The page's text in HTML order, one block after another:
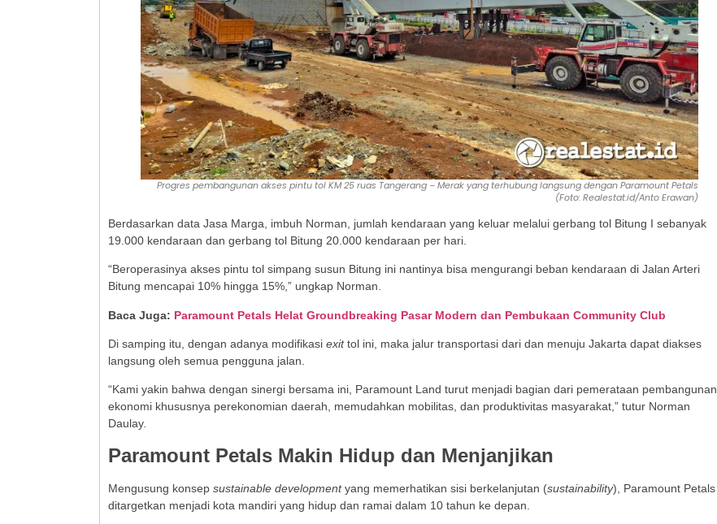
Progres pembangunan akses pintu tol KM 25 ruas Tangerang – Merak yang terhubung langsung dengan Paramount Petals
(Foto: Realestat.id/Anto Erawan)
Berdasarkan data Jasa Marga, imbuh Norman, jumlah kendaraan yang keluar melalui gerbang tol Bitung I sebanyak
19.000 kendaraan dan gerbang tol Bitung 20.000 kendaraan per hari.
“Beroperasinya akses pintu tol simpang susun Bitung ini nantinya bisa mengurangi beban kendaraan di Jalan Arteri
Bitung mencapai 10% hingga 15%,” ungkap Norman.
Baca Juga: Paramount Petals Helat Groundbreaking Pasar Modern dan Pembukaan Community Club
Di samping itu, dengan adanya modifikasi exittol ini, maka jalur transportasi dari dan menuju Jakarta dapat diakses
langsung oleh semua pengguna jalan.
“Kami yakin bahwa dengan sinergi bersama ini, Paramount Land turut menjadi bagian dari pemerataan pembangunan
ekonomi khususnya perekonomian daerah, memudahkan mobilitas, dan produktivitas masyarakat,” tutur Norman
Daulay.
Paramount Petals Makin Hidup dan Menjanjikan
Mengusung konsep sustainable developmentyang memerhatikan sisi berkelanjutan (sustainability), Paramount Petals
ditargetkan menjadi kota mandiri yang hidup dan ramai dalam 10 tahun ke depan.